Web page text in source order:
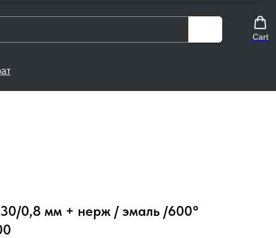
Cart
0,8 мм + нерж / эмаль /600°